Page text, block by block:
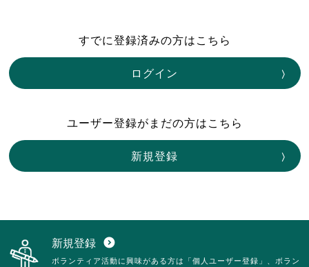
すでに登録済みの方はこちら
ログイン
ユーザー登録がまだの方はこちら
新規登録
新規登録 expand_circle_down
ボランティア活動に興味がある方は「個人ユーザー登録」、ボラン